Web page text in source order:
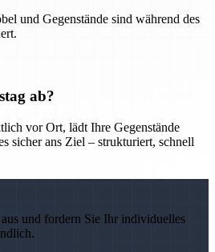
und Gegenstände sind während des
ab?
vor Ort, lädt Ihre Gegenstände
sicher ans Ziel – strukturiert, schnell
und fordern Sie Ihr individuelles